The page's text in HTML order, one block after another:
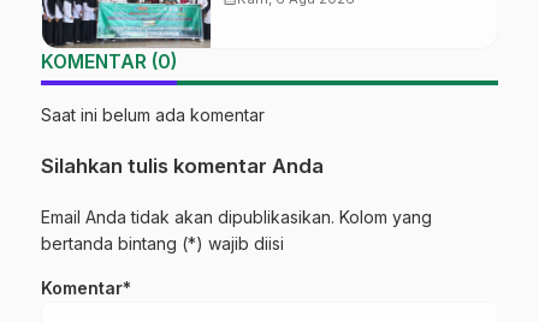
KOMENTAR (0)
Saat ini belum ada komentar
Silahkan tulis komentar Anda
Email Anda tidak akan dipublikasikan. Kolom yang
bertanda bintang (*) wajib diisi
Komentar*